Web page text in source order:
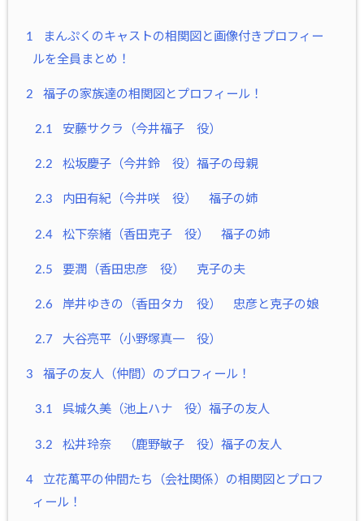
1
まんぷくのキャストの相関図と画像付きプロフィー
ルを全員まとめ！
2 福子の家族達の相関図とプロフィール！
2.1 安藤サクラ（今井福子 役）
2.2 松坂慶子（今井鈴 役）福子の母親
2.3 内田有紀（今井咲 役） 福子の姉
2.4 松下奈緒（香田克子 役） 福子の姉
2.5 要潤（香田忠彦 役） 克子の夫
2.6 岸井ゆきの（香田タカ 役） 忠彦と克子の娘
2.7 大谷亮平（小野塚真一 役）
3 福子の友人（仲間）のプロフィール！
3.1 呉城久美（池上ハナ 役）福子の友人
3.2 松井玲奈 （鹿野敏子 役）福子の友人
4
立花萬平の仲間たち（会社関係）の相関図とプロフ
ィール！